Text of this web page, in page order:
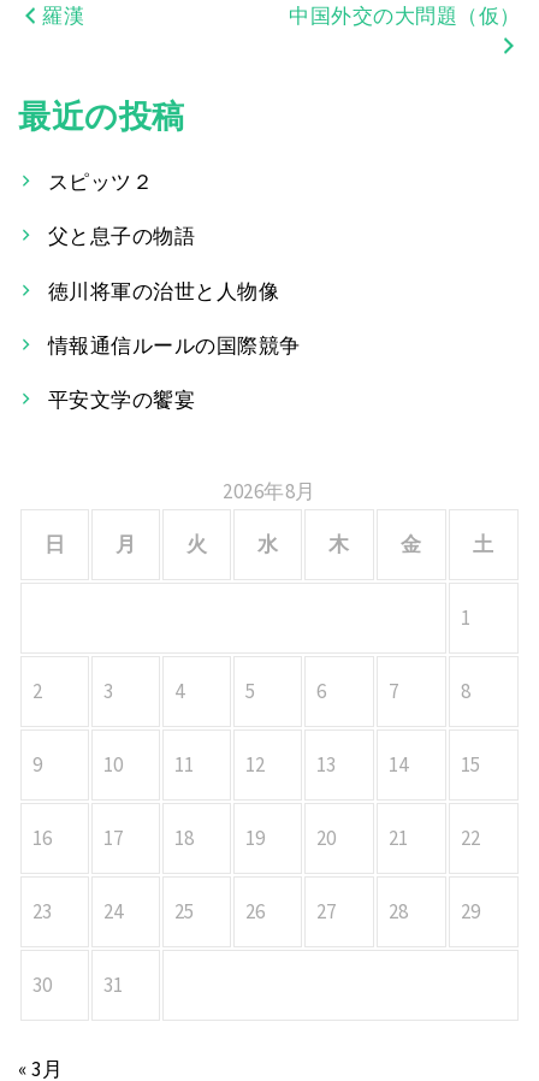
投
ナ
ビ
シ
ョ
ン
羅漢 中国外交の大問題（仮）
最近の投稿
スピッツ２
父と息子の物語
徳川将軍の治世と人物像
情報通信ルールの国際競争
平安文学の饗宴
2026年8月
日
月 火 水 木 金 土
1
2 3 4 5 6 7 8
9 10 11 12 13 14 15
16 17 18 19 20 21 22
23 24 25 26 27 28 29
30 31
« 3月